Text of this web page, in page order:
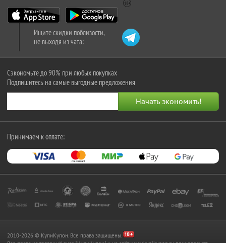
Ищите скидки поблизости,
не выходя из чата:
Сэкономьте до 90% при любых покупках
Подпишитесь на самые выгодные предложения
Принимаем к оплате:
2010-2026 © КупиКупон. Все права защищены.